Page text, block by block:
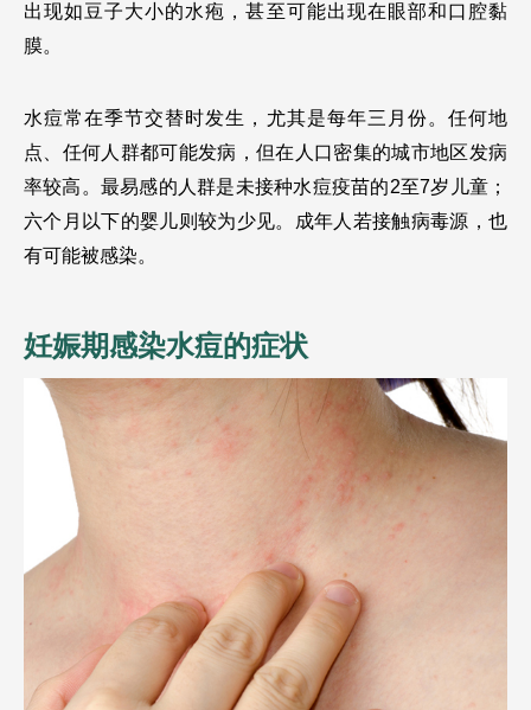
出现如豆子大小的水疱，甚至可能出现在眼部和口腔黏
膜。
水痘常在季节交替时发生，尤其是每年三月份。任何地
点、任何人群都可能发病，但在人口密集的城市地区发病
率较高。最易感的人群是未接种水痘疫苗的2至7岁儿童；
六个月以下的婴儿则较为少见。成年人若接触病毒源，也
有可能被感染。
妊娠期感染水痘的症状